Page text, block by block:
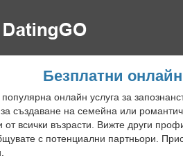
Безплатни
онлайн услуга за
за създаване на семейна или
от всички възрасти. Вижте други
с потенциални партньори.